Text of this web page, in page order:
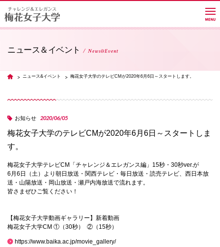
学部・学科・大学院
教員紹介サイト
キャンパスライフ
国際交流
ニュース＆イベント News&Event
TOP ニュース&イベント 梅花女子大学のテレビCMが2020年6月6日～スタートします。
お知らせ 2020/06/05
梅花女子大学のテレビCMが2020年6月6日～スタートしま
す。
梅花女子大学テレビCM「チャレンジ＆エレガンス編」15秒・30秒ver.が
6月6日（土）より朝日放送・関西テレビ・毎日放送・読売テレビ、西日本放
送・山陽放送・岡山放送・瀬戸内海放送で流れます。
皆さまぜひご覧ください！
【梅花女子大学動画ギャラリー】新着動画
梅花女子大学CM ①（30秒） ②（15秒）
https://www.baika.ac.jp/movie_gallery/